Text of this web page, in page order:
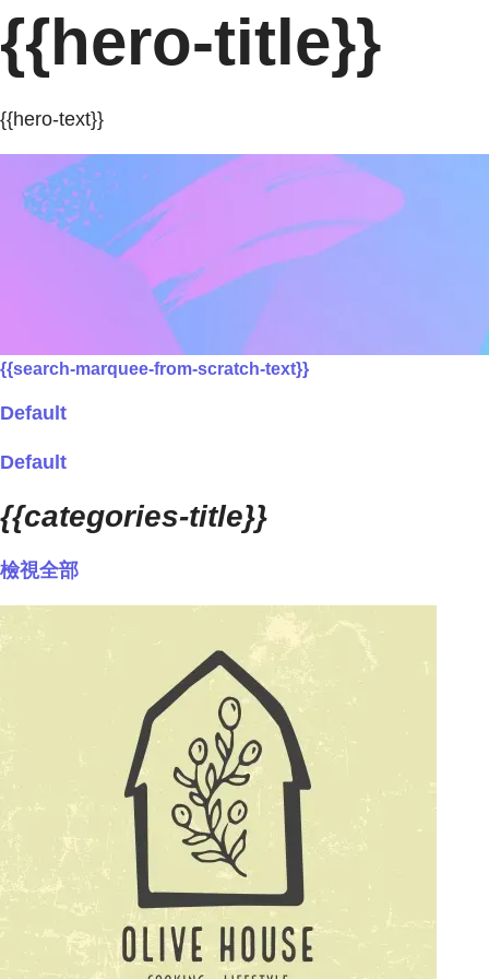
{{hero-title}}
{{hero-text}}
{{search-marquee-from-scratch-text}}
Default
Default
{{categories-title}}
檢視全部